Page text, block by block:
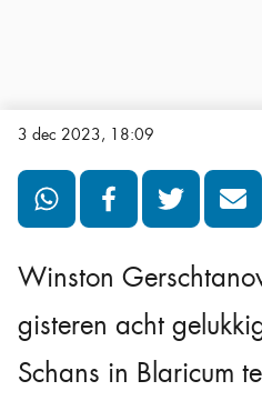
3 dec 2023, 18:09
Winston
gisteren acht
Schans in Blaricum